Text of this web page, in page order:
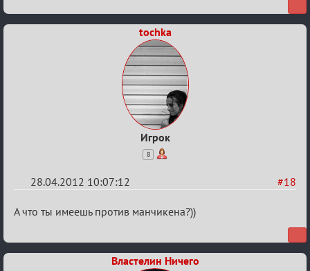
приветствуются) tochka
Игрок
8
#18
28.04.2012 10:07:12
Re:
мероприятия
А что ты имеешь против манчикена?))
Властелин Ничего